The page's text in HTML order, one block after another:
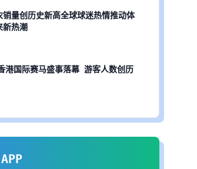
销量创历史新高全球球迷热情推动体
新热潮
港国际赛马盛事落幕 游客人数创历